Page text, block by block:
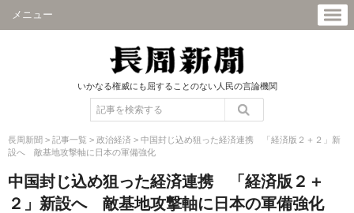
メニュー
いかなる権威にも屈することのない人民の言論機関
長周新聞 > 記事一覧 > 政治経済 > 中国封じ込め狙った経済連携 「経済版２＋２」新
設へ 敵基地攻撃軸に日本の軍備強化
中国封じ込め狙った経済連携 「経済版２＋
２」新設へ 敵基地攻撃軸に日本の軍備強化